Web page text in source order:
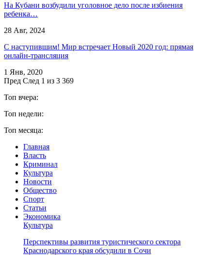
На Кубани возбудили уголовное дело после избиения
ребенка…
28 Авг, 2024
С наступившим! Мир встречает Новый 2020 год: прямая
онлайн-трансляция
1 Янв, 2020
Пред След 1 из 3 369
Топ вчера:
Топ недели:
Топ месяца:
Главная
Власть
Криминал
Культура
Новости
Общество
Спорт
Статьи
Экономика
Культура
Перспективы развития туристического сектора
Краснодарского края обсудили в Сочи